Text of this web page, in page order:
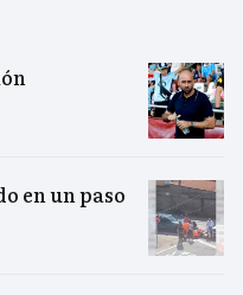
en un paso